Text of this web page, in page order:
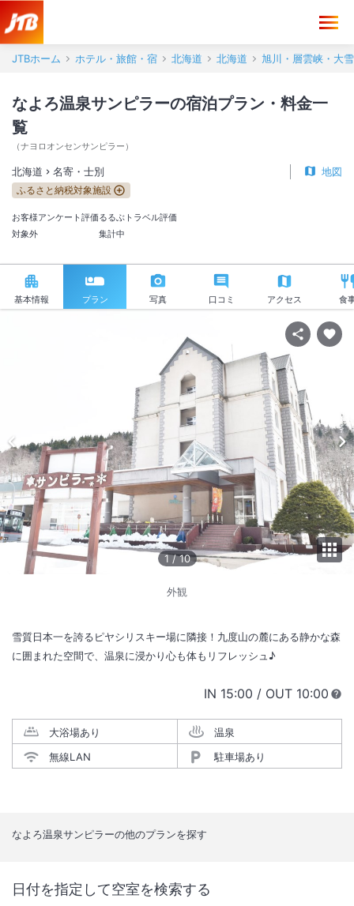
JTBホーム ホテル・旅館・宿 北海道 北海道 旭川・層雲峡・大
なよろ温泉サンピラーの宿泊プラン・料金一
覧
（ナヨロオンセンサンピラー ）
北海道 名寄・士別 地図
ふるさと納税対象施設
お客様アンケート評価
対象外
るるぶトラベル評価
集計中
基本情報 プラン 写真 口コミ アクセス 食
1 /10
外観
雪質日本一を誇るピヤシリスキー場に隣接！九度山の麓にある静かな森
に囲まれた空間で、温泉に浸かり心も体もリフレッシュ♪
IN チェックイン
15:00 / OUT チェック
10:00
大浴場あり
温泉
無線LAN
駐車場あり
なよろ温泉サンピラーの他のプランを探す
日付を指定して空室を検索する